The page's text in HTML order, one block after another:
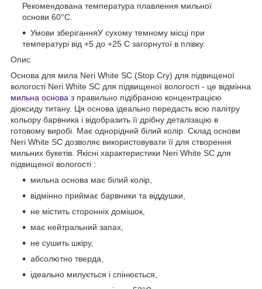
Рекомендована температура плавлення мильної
основи 60°С.
Умови зберіганняУ сухому темному місці при
температурі від +5 до +25 С загорнутої в плівку.
Опис
Основа для мила Neri White SC (Stop Cry) для підвищеної
вологості Neri White SC для підвищеної вологості - це відмінна
мильна основа з правильно підібраною концентрацією
діоксиду титану. Ця основа ідеально передасть всю палітру
кольору барвника і відобразить її дрібну деталізацію в
готовому виробі. Має однорідний білий колір. Склад основи
Neri White SC дозволяє використовувати її для створення
мильних букетів. Якісні характеристики Neri White SC для
підвищеної вологості :
мильна основа має білий колір,
відмінно приймає барвники та віддушки,
не містить сторонніх домішок,
має нейтральний запах,
не сушить шкіру,
абсолютно тверда,
ідеально милується і спінюється,